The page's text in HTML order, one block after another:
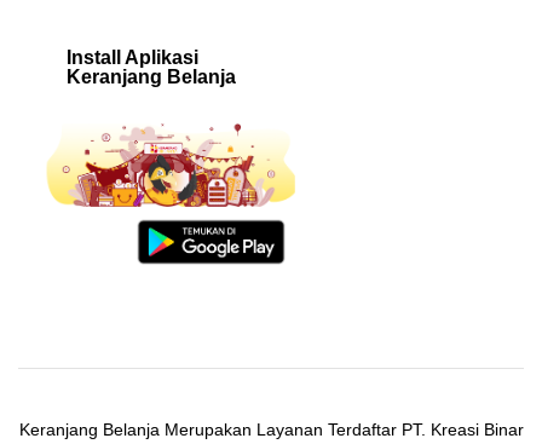
Install Aplikasi
Keranjang Belanja
Keranjang Belanja Merupakan Layanan Terdaftar PT. Kreasi Binar